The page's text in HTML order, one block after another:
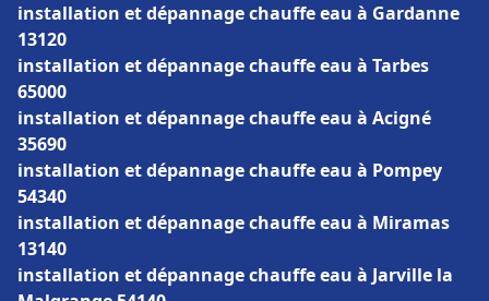
installation et dépannage chauffe eau à Gardanne
13120
installation et dépannage chauffe eau à Tarbes
65000
installation et dépannage chauffe eau à Acigné
35690
installation et dépannage chauffe eau à Pompey
54340
installation et dépannage chauffe eau à Miramas
13140
installation et dépannage chauffe eau à Jarville la